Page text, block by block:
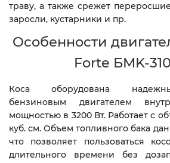
траву, а также срежет
заросли, кустарники и пр.
Особенности
Forte БMK-
Коса оборудована
бензиновым двигателем
мощностью в 3200 Вт. Работает с
куб. см. Объем топливного бака
что позволяет пользоваться
длительного времени без